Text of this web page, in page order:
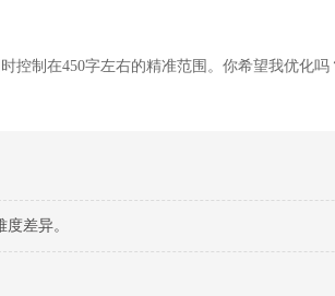
制在450字左右的精准范围。你希望我优化吗
差异。